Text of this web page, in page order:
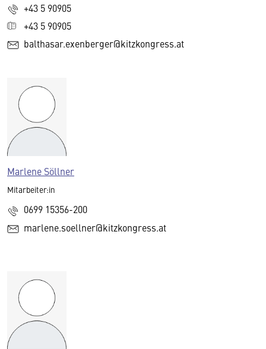
+43 5 90905
+43 5 90905
balthasar.exenberger@kitzkongress.at
Marlene Söllner
Mitarbeiter:in
0699 15356-200
marlene.soellner@kitzkongress.at